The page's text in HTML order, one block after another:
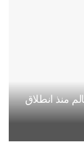
العالم منذ انطلاق